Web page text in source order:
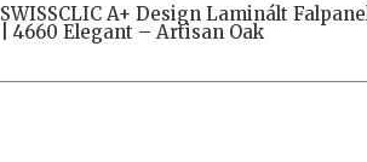
SWISSCLIC A+ Design Laminált
| 4660 Elegant – Artisan Oak